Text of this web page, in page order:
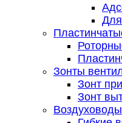
Зонты
Зонт
Зонт
Воздуховоды